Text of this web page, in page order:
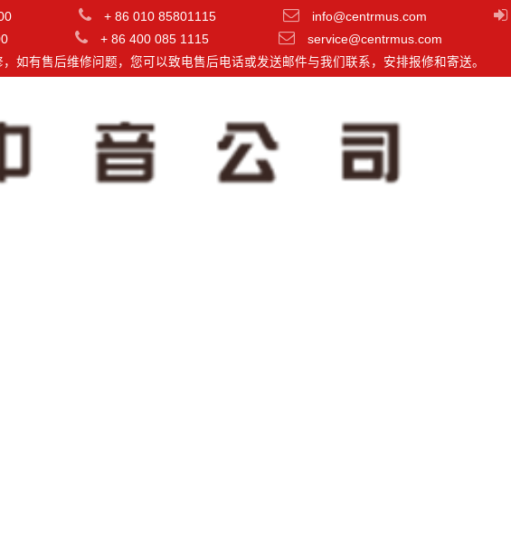
+ 86 010 85801115 info@centrmus.com
+ 86 400 085 1115
service@centrmus.com
如有售后维修问题，您可以致电售后电话或发送邮件与我们联系，安排报修和寄送。